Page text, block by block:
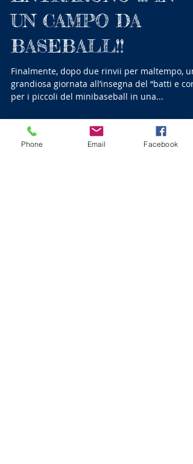
MINIBASEBALL: 33
BAMBINI
ENTRARONO … IN
UN CAMPO DA
BASEBALL!!
Finalmente, dopo due rinvii per maltempo,
grandiosa giornata all’insegna del “batti e
Phone Email Facebook